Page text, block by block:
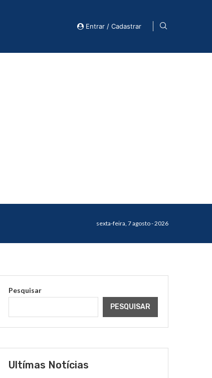
Entrar / Cadastrar
sexta-feira, 7 agosto - 2026
Pesquisar
PESQUISAR
Ultímas Notícias